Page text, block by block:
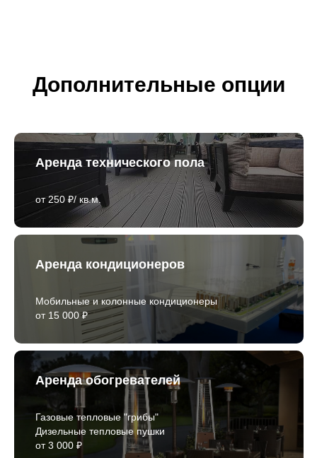
Дополнительные опции
Аренда технического пола
от 250 ₽/ кв.м.
Аренда кондиционеров
Мобильные и колонные кондиционеры
от 15 000 ₽
Аренда обогревателей
Газовые тепловые "грибы"
Дизельные тепловые пушки
от 3 000 ₽